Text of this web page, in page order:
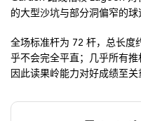
的大型沙坑与部分洞偏窄的球
全场标准杆为 72 杆，总长度
乎不会完全平直；几乎所有推
因此读果岭能力对好成绩至关